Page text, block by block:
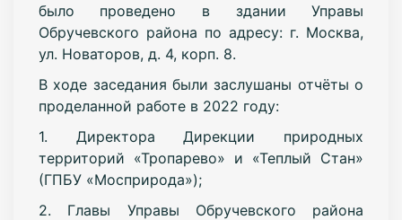
было проведено в здании Управы
Обручевского района по адресу: г. Москва,
ул. Новаторов, д. 4, корп. 8.
В ходе заседания были заслушаны отчёты о
проделанной работе в 2022 году:
1. Директора Дирекции природных
территорий «Тропарево» и «Теплый Стан»
(ГПБУ «Мосприрода»);
2. Главы Управы Обручевского района